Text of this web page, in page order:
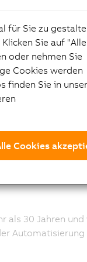
zu
Ebenen der
Mit
als 30 Jahren
für Sie zu
Sie auf
oder nehmen Sie
Cookies werden
finden Sie in
Cookies